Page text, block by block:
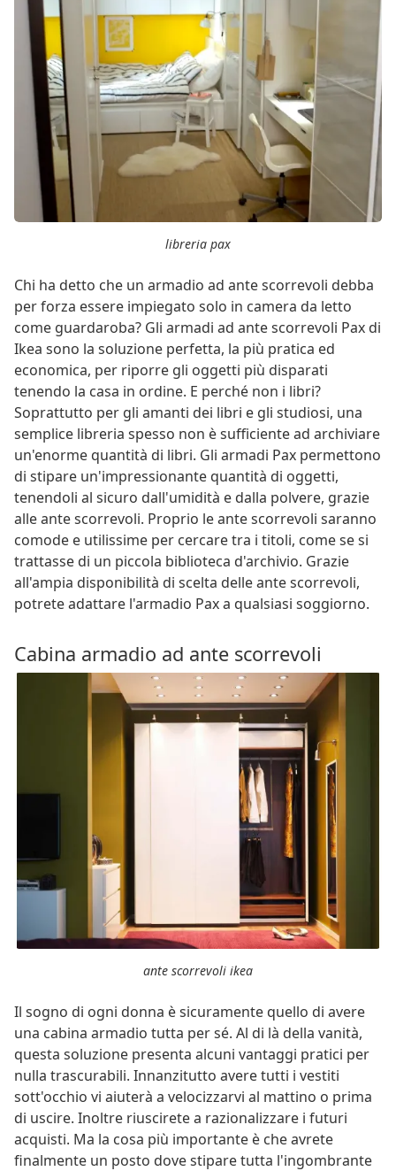
libreria pax
Chi ha detto che un armadio ad ante scorrevoli debba
per forza essere impiegato solo in camera da letto
come guardaroba? Gli armadi ad ante scorrevoli Pax di
Ikea sono la soluzione perfetta, la più pratica ed
economica, per riporre gli oggetti più disparati
tenendo la casa in ordine. E perché non i libri?
Soprattutto per gli amanti dei libri e gli studiosi, una
semplice libreria spesso non è sufficiente ad archiviare
un'enorme quantità di libri. Gli armadi Pax permettono
di stipare un'impressionante quantità di oggetti,
tenendoli al sicuro dall'umidità e dalla polvere, grazie
alle ante scorrevoli. Proprio le ante scorrevoli saranno
comode e utilissime per cercare tra i titoli, come se si
trattasse di un piccola biblioteca d'archivio. Grazie
all'ampia disponibilità di scelta delle ante scorrevoli,
potrete adattare l'armadio Pax a qualsiasi soggiorno.
Cabina armadio ad ante scorrevoli
ante scorrevoli ikea
Il sogno di ogni donna è sicuramente quello di avere
una cabina armadio tutta per sé. Al di là della vanità,
questa soluzione presenta alcuni vantaggi pratici per
nulla trascurabili. Innanzitutto avere tutti i vestiti
sott'occhio vi aiuterà a velocizzarvi al mattino o prima
di uscire. Inoltre riuscirete a razionalizzare i futuri
acquisti. Ma la cosa più importante è che avrete
finalmente un posto dove stipare tutta l'ingombrante